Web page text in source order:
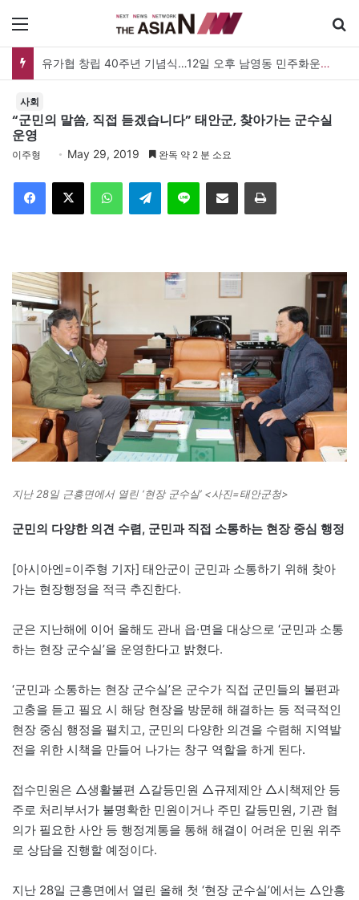
유가협 창립 40주년 기념식…12일 오후 남영동 민주화운동기념관
사회
“군민의 말씀, 직접 듣겠습니다” 태안군, 찾아가는 군수실
운영
이주형 May 29, 2019 완독 약 2 분 소요
Telegram 이메일
지난 28일 근흥면에서 열린 ‘현장 군수실’ <사진=태안군청>
군민의 다양한 의견 수렴, 군민과 직접 소통하는 현장 중심 행정
[아시아엔=이주형 기자] 태안군이 군민과 소통하기 위해 찾아
가는 현장행정을 적극 추진한다.
군은 지난해에 이어 올해도 관내 읍·면을 대상으로 ‘군민과 소통
하는 현장 군수실’을 운영한다고 밝혔다.
‘군민과 소통하는 현장 군수실’은 군수가 직접 군민들의 불편과
고충을 듣고 필요 시 해당 현장을 방문해 해결하는 등 적극적인
현장 중심 행정을 펼치고, 군민의 다양한 의견을 수렴해 지역발
전을 위한 시책을 만들어 나가는 창구 역할을 하게 된다.
접수민원은 △생활불편 △갈등민원 △규제제안 △시책제안 등
주로 처리부서가 불명확한 민원이거나 주민 갈등민원, 기관 협
의가 필요한 사안 등 행정계통을 통해 해결이 어려운 민원 위주
로 상담을 진행할 예정이다.
지난 28일 근흥면에서 열린 올해 첫 ‘현장 군수실’에서는 △안흥